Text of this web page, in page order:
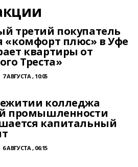
третий покупатель
«комфорт плюс» в Уфе
квартиры от
Треста»
7 АВГУСТА , 10:05
колледжа
промышленности
капитальный
6 АВГУСТА , 06:15